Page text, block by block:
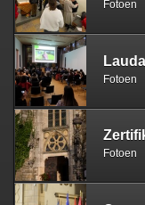
Fotoen
Fotoen
Fotoen